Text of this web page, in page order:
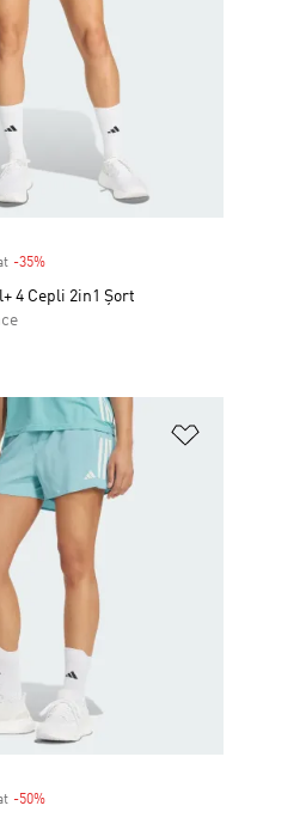
-35%Discount
4 Cepli 2in1 Şort
-50%Discount